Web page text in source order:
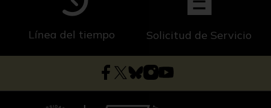
Línea del tiempo Solicitud de Servicio